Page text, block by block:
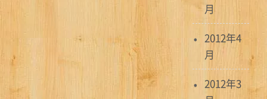
月
2012年4
月
2012年3